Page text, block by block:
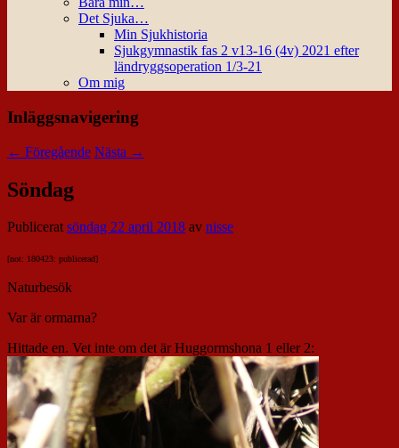
Det Sjuka…
Min Sjukhistoria
Sjukgymnastik fas 2 v13-16 (4v) 2021 efter
ländryggsoperation 1/3-21
Om mig
Inläggsnavigering
← Föregående Nästa →
Söndag
Publiceratsöndag 22 april 2018 av nisse
[not: 180423: publicerad]
Naturbesök
Var är ormarna?
Hittade en. Vet inte om det är Huggormshona 1 eller 2: